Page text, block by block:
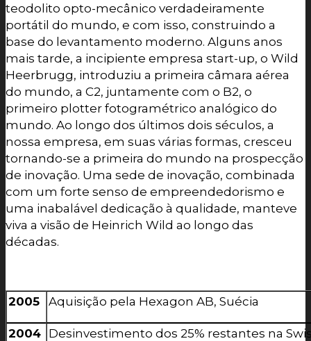
teodolito opto-mecânico verdadeiramente
portátil do mundo, e com isso, construindo a
base do levantamento moderno. Alguns anos
mais tarde, a incipiente empresa start-up, o Wild
Heerbrugg, introduziu a primeira câmara aérea
do mundo, a C2, juntamente com o B2, o
primeiro plotter fotogramétrico analógico do
mundo. Ao longo dos últimos dois séculos, a
nossa empresa, em suas várias formas, cresceu
tornando-se a primeira do mundo na prospecção
de inovação. Uma sede de inovação, combinada
com um forte senso de empreendedorismo e
uma inabalável dedicação à qualidade, manteve
viva a visão de Heinrich Wild ao longo das
décadas.
2005 Aquisição pela Hexagon AB, Suécia
2004 Desinvestimento dos 25% restantes na